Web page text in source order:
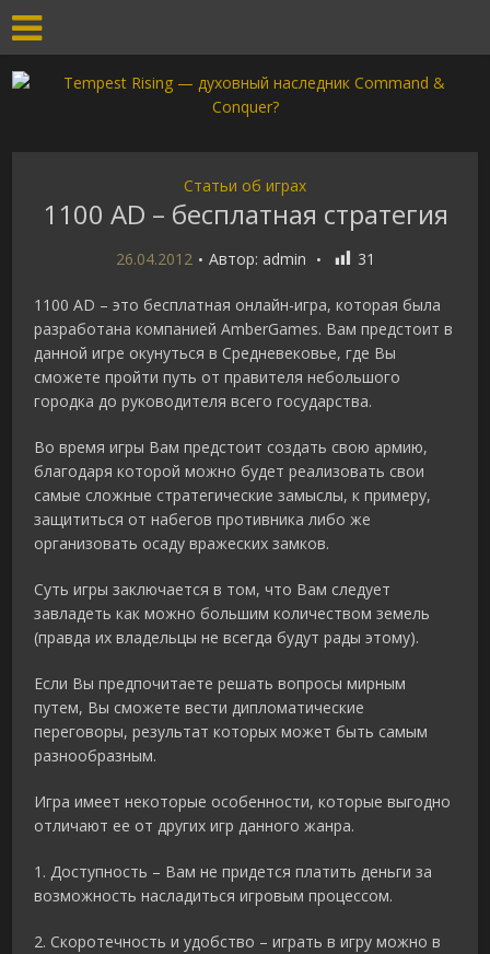
Статьи об играх
1100 AD – бесплатная стратегия
26.04.2012 Автор: admin 31
1100 AD – это бесплатная онлайн-игра, которая была
разработана компанией AmberGames. Вам предстоит в
данной игре окунуться в Средневековье, где Вы
сможете пройти путь от правителя небольшого
городка до руководителя всего государства.
Во время игры Вам предстоит создать свою армию,
благодаря которой можно будет реализовать свои
самые сложные стратегические замыслы, к примеру,
защититься от набегов противника либо же
организовать осаду вражеских замков.
Суть игры заключается в том, что Вам следует
завладеть как можно большим количеством земель
(правда их владельцы не всегда будут рады этому).
Если Вы предпочитаете решать вопросы мирным
путем, Вы сможете вести дипломатические
переговоры, результат которых может быть самым
разнообразным.
Игра имеет некоторые особенности, которые выгодно
отличают ее от других игр данного жанра.
1. Доступность – Вам не придется платить деньги за
возможность насладиться игровым процессом.
2. Скоротечность и удобство – играть в игру можно в